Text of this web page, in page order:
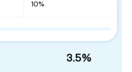
3.5%